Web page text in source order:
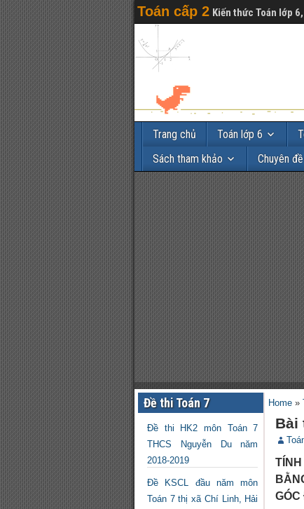
Toán cấp 2 Kiến thức Toán lớp
Trang chủ Toán lớp 6
Sách tham khảo
Chuyên đề
Đề thi Toán 7
Đề thi HK2 môn Toán 7
THCS Nguyễn Du năm
2018-2019
Đề KSCL đầu năm môn
Toán 7 thị xã Chí Linh, Hải
Home »
Bài
GÓC